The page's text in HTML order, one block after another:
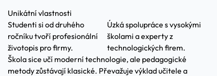
Unikátní vlastnosti
Studenti si od druhého
ročníku tvoří profesionální
životopis pro firmy.
Úzká spolupráce s vysokými
školami a experty z
technologických firem.
Škola sice učí moderní technologie, ale pedagogické
metody zůstávají klasické. Převažuje výklad učitele a